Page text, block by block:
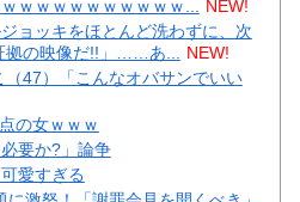
ｗｗｗｗｗｗｗｗｗｗ... NEW!
ョッキをほとんど洗わずに、次
拠の映像だ!!」……あ... NEW!
（47）「こんなオバサンでいい
の女ｗｗｗ
要か?」論争
愛すぎる